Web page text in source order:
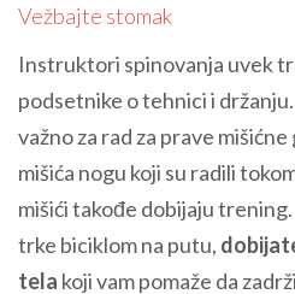
Vežbajte stomak
Instruktori spinovanja uvek
podsetnike o tehnici i
važno za rad za prave
mišića nogu koji su radili
mišići takođe dobijaju
trke biciklom na putu,
tela koji vam pomaže da